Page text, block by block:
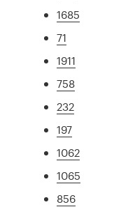
1685
71
1911
758
232
197
1062
1065
856